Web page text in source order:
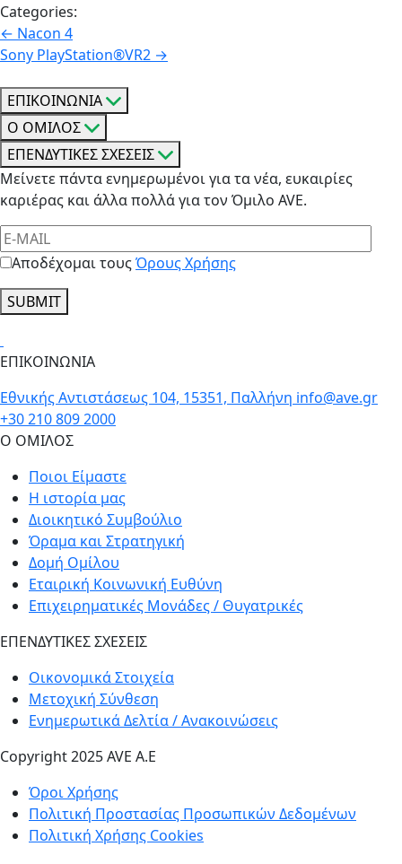
Categories:
Πλοήγηση
άρθρων
← Nacon 4
Sony PlayStation®VR2 →
ΕΠΙΚΟΙΝΩΝΙΑ
Ο ΟΜΙΛΟΣ
ΕΠΕΝΔΥΤΙΚΕΣ ΣΧΕΣΕΙΣ
Μείνετε πάντα ενημερωμένοι για τα νέα, ευκαιρίες
καριέρας και άλλα πολλά για τον Όμιλο AVE.
Αποδέχομαι τουςΌρους Χρήσης
SUBMIT
ΕΠΙΚΟΙΝΩΝΙΑ
Εθνικής Αντιστάσεως 104, 15351, Παλλήνη info@ave.gr
+30 210 809 2000
Ο ΟΜΙΛΟΣ
Ποιοι Είμαστε
Η ιστορία μας
Διοικητικό Συμβούλιο
Όραμα και Στρατηγική
Δομή Ομίλου
Εταιρική Κοινωνική Ευθύνη
Επιχειρηματικές Μονάδες / Θυγατρικές
ΕΠΕΝΔΥΤΙΚΕΣ ΣΧΕΣΕΙΣ
Οικονομικά Στοιχεία
Μετοχική Σύνθεση
Ενημερωτικά Δελτία / Ανακοινώσεις
Copyright 2025 AVE A.E
Όροι Χρήσης
Πολιτική Προστασίας Προσωπικών Δεδομένων
Πολιτική Χρήσης Cookies